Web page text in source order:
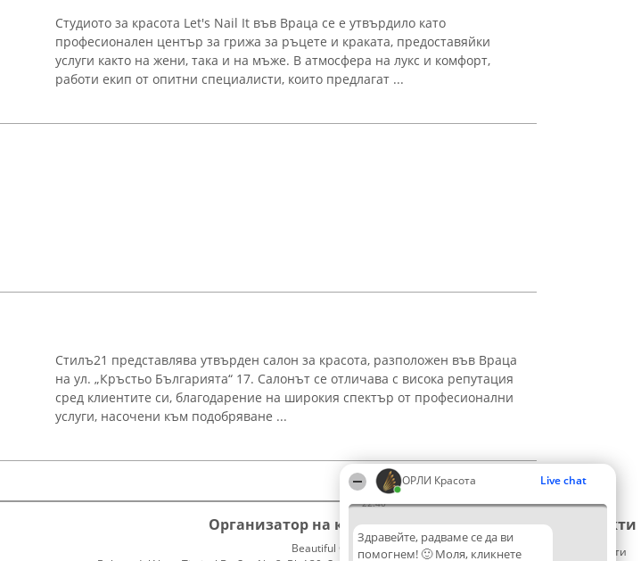
ОРЛИ Красота Live chat
22:40
Здравейте, радваме се да ви
помогнем! 🙂 Моля, кликнете
Студиото за красота Let's Nail It във Враца се е утвърдило като
професионален център за грижа за ръцете и краката, предоставяйки
услуги както на жени, така и на мъже. В атмосфера на лукс и комфорт,
работи екип от опитни специалисти, които предлагат ...
Стилъ21 представлява утвърден салон за красота, разположен във Враца
на ул. „Кръстьо Българията“ 17. Салонът се отличава с висока репутация
сред клиентите си, благодарение на широкия спектър от професионални
услуги, насочени към подобряване ...
Организатор на класиране
Beautiful Company S.R.L.
Класация
Победители
Контакти
Контакти